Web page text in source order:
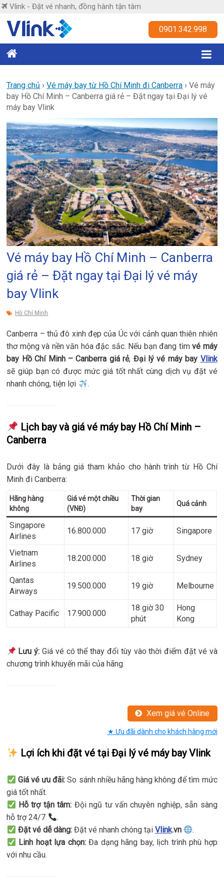
Skip
content
Vlink - Đặt vé nhanh, đồng hành tận tâm
Vlink
nhanh,
đồng
hành
tận
tâm
0901.342.998
Trang chủ ›Vé máy bay từ Hồ Chí Minh đi Canberra ›Vé máy
bay Hồ Chí Minh – Canberra giá rẻ – Đặt ngay tại Đại lý vé
máy bay Vlink
Vé máy bay Hồ Chí Minh – Canberra
giá rẻ – Đặt ngay tại Đại lý vé máy
bay Vlink
Hồ Chí Minh
Canberra – thủ đô xinh đẹp của Úc với cảnh quan thiên nhiên
thơ mộng và nền văn hóa đặc sắc. Nếu bạn đang tìmvé máy
bay Hồ Chí Minh – Canberra giá rẻ, Đại lý vé máy bay Vlink
sẽ giúp bạn có được mức giá tốt nhất cùng dịch vụ đặt vé
nhanh chóng, tiện lợi
.
Lịch bay và giá vé máy bay Hồ Chí Minh –
Canberra
Dưới đây là bảng giá tham khảo cho hành trình từ Hồ Chí
Minh đi Canberra:
Hãng hàng
không
Giá vé một chiều
(VNĐ)
Thời gian
bay
Quá cảnh
Singapore
Airlines
16.800.000 17 giờ Singapore
Vietnam
Airlines
18.200.000 18 giờ Sydney
Qantas
Airways
19.500.000 19 giờ Melbourne
Cathay Pacific 17.900.000
18 giờ 30
phút
Hong
Kong
Lưu ý: Giá vé có thể thay đổi tùy vào thời điểm đặt vé và
chương trình khuyến mãi của hãng.
Xem giá vé Online
★ Ưu đãi dành cho khách hàng mới
Lợi ích khi đặt vé tại Đại lý vé máy bay Vlink
Giá vé ưu đãi: So sánh nhiều hãng hàng không để tìm mức
giá tốt nhất.
Hỗ trợ tận tâm: Đội ngũ tư vấn chuyên nghiệp, sẵn sàng
hỗ trợ 24/7
.
Đặt vé dễ dàng:Đặt vé nhanh chóng tại Vlink.vn
.
Linh hoạt lựa chọn:Đa dạng hãng bay, lịch trình phù hợp
với nhu cầu.